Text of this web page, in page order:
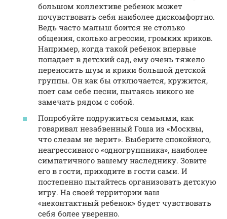
большом коллективе ребенок может
почувствовать себя наиболее дискомфортно.
Ведь часто малыш боится не столько
общения, сколько агрессии, громких криков.
Например, когда такой ребенок впервые
попадает в детский сад, ему очень тяжело
переносить шум и крики большой детской
группы. Он как бы отключается, кружится,
поет сам себе песни, пытаясь никого не
замечать рядом с собой.
Попробуйте подружиться семьями, как
говаривал незабвенный Гоша из «Москвы,
что слезам не верит». Выберите спокойного,
неагрессивного «одногруппника», наиболее
симпатичного вашему наследнику. Зовите
его в гости, приходите в гости сами. И
постепенно пытайтесь организовать детскую
игру. На своей территории ваш
«неконтактный ребенок» будет чувствовать
себя более уверенно.